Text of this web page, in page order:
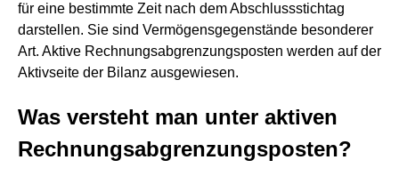
für eine bestimmte Zeit nach dem Abschlussstichtag
darstellen. Sie sind Vermögensgegenstände besonderer
Art. Aktive Rechnungsabgrenzungsposten werden auf der
Aktivseite der Bilanz ausgewiesen.
Was versteht man unter aktiven
Rechnungsabgrenzungsposten?